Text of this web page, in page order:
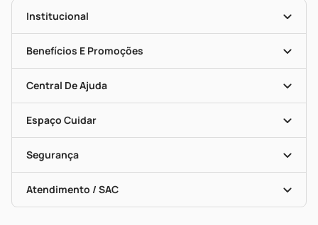
Institucional
História
Nossas Lojas
Mapa De Categorias
Blog Da PP
Seja Uma Loja Parceira
Benefícios E Promoções
Clube PP
Convênios
Programa Popular Do Brasil
Encarte De Ofertas
Dermaclub
Descontos De Laboratório (PBM)
Cupons E Ofertas
Central De Ajuda
Entrega
Recompra Programada
Compras Com Receita
Alomed (tele-Entrega)
Formas De Pagamento
Troca E Devolução
Bulas De A A Z
Políticas De Marketplace
Espaço Cuidar
Vacinas
Serviços Farmacêuticos
Testes Rápidos
Autoteste Covid-19
Segurança
Certificado De Segurança
Portal Da Privacidade
Atendimento / SAC
WhatsApp (47) 9202-1687